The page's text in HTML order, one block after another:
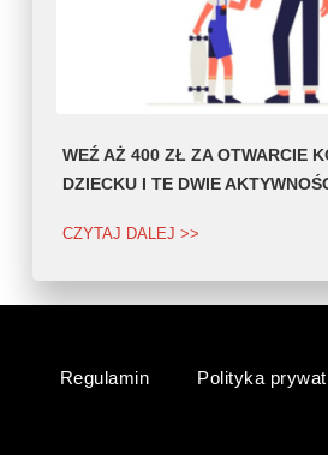
WEŹ AŻ 400 ZŁ ZA OTWARCIE
DZIECKU I TE DWIE
CZYTAJ DALEJ >>
Regulamin Polityka